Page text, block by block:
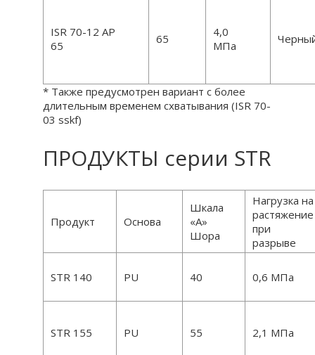
ISR 70-12 АР
65
65
4,0
МПа
* Также предусмотрен вариант с более
длительным временем схватывания (ISR 70-
03 sskf)
ПРОДУКТЫ серии STR
Продукт Основа
Шкала
«A»
Шора
Нагрузка на
растяжение
при
разрыве
STR 140 PU 40 0,6 МПа
STR 155 PU 55 2,1 МПа